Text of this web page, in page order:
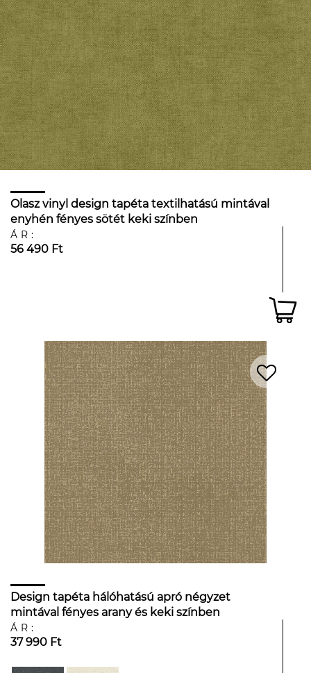
Olasz vinyl design tapéta textilhatású mintával
enyhén fényes sötét keki színben
ÁR:
56 490 Ft
Design tapéta hálóhatású apró négyzet
mintával fényes arany és keki színben
ÁR:
37 990 Ft